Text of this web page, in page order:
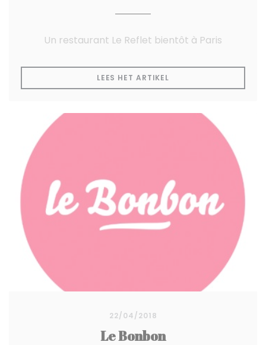
Un restaurant Le Reflet bientôt à Paris
LEES HET ARTIKEL
22/04/2018
Le Bonbon